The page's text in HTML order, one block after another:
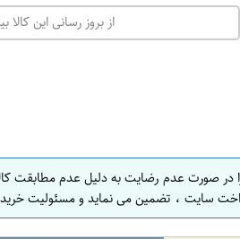
از بروز رسانی این
در صورت عدم رضایت به دلیل عدم مطابقت
سایت ، تضمین می نماید و مسئولیت